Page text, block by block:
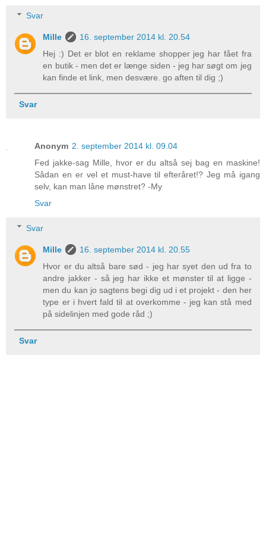
Svar
Mille
16. september 2014 kl. 20.54
Hej :) Det er blot en reklame shopper jeg har fået fra
en butik - men det er længe siden - jeg har søgt om jeg
kan finde et link, men desvære. go aften til dig ;)
Svar
Anonym 2. september 2014 kl. 09.04
Fed jakke-sag Mille, hvor er du altså sej bag en maskine!
Sådan en er vel et must-have til efteråret!? Jeg må igang
selv, kan man låne mønstret? -My
Svar
Svar
Mille
16. september 2014 kl. 20.55
Hvor er du altså bare sød - jeg har syet den ud fra to
andre jakker - så jeg har ikke et mønster til at ligge -
men du kan jo sagtens begi dig ud i et projekt - den her
type er i hvert fald til at overkomme - jeg kan stå med
på sidelinjen med gode råd ;)
Svar